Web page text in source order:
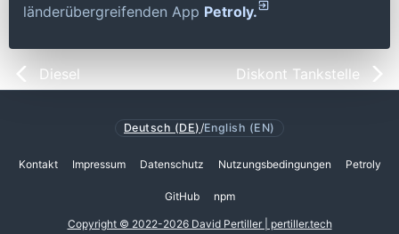
länderübergreifenden App Petroly.
Diesel Diskont Tankstelle
Deutsch (DE)/English (EN)
Kontakt Impressum Datenschutz Nutzungsbedingungen Petroly
GitHub npm
Copyright © 2022-2026 David Pertiller | pertiller.tech